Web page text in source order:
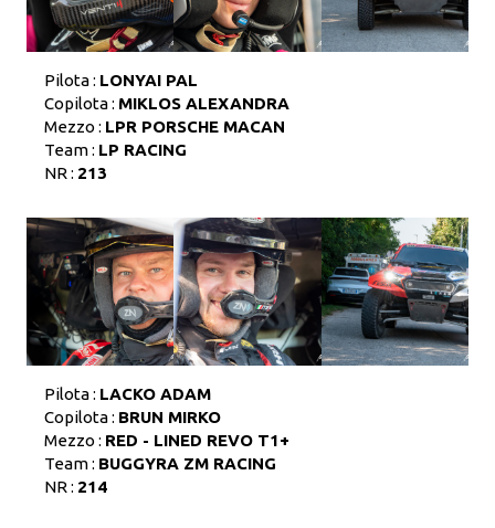
Pilota : LONYAI PAL
Copilota : MIKLOS ALEXANDRA
Mezzo : LPR PORSCHE MACAN
Team : LP RACING
NR : 213
Pilota : LACKO ADAM
Copilota : BRUN MIRKO
Mezzo : RED - LINED REVO T1+
Team : BUGGYRA ZM RACING
NR : 214